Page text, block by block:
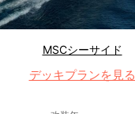
MSCシーサイド
デッキプランを見る